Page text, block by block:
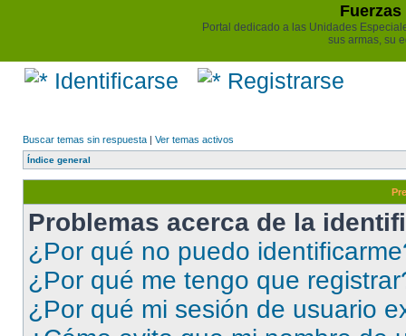
Portal dedicado a las Unidades
sus armas, su
Identificarse Registrarse
Buscar temas sin respuesta | Ver temas activos
Índice general
Problemas acerca de la
¿Por qué no puedo
¿Por qué me tengo que
¿Por qué mi sesión de usuario